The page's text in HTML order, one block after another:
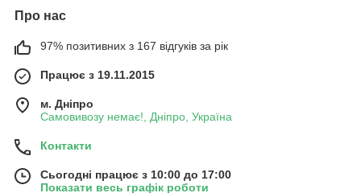
Про нас
97% позитивних з 167 відгуків за рік
Працює з 19.11.2015
м. Дніпро
Самовивозу немає!, Дніпро, Україна
Контакти
Сьогодні працює з 10:00 до 17:00
Показати весь графік роботи